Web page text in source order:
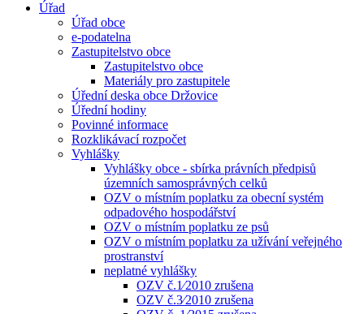
Úřad
Úřad obce
e-podatelna
Zastupitelstvo obce
Zastupitelstvo obce
Materiály pro zastupitele
Úřední deska obce Držovice
Úřední hodiny
Povinné informace
Rozklikávací rozpočet
Vyhlášky
Vyhlášky obce - sbírka právních předpisů
územních samosprávných celků
OZV o místním poplatku za obecní systém
odpadového hospodářství
OZV o místním poplatku ze psů
OZV o místním poplatku za užívání veřejného
prostranství
neplatné vyhlášky
OZV č.1⁄2010 zrušena
OZV č.3⁄2010 zrušena